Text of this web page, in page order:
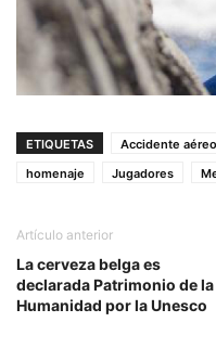
ETIQUETAS Accidente aéreo
homenaje
Jugadores
Artículo anterior
La cerveza belga es
declarada Patrimonio de la
Humanidad por la Unesco